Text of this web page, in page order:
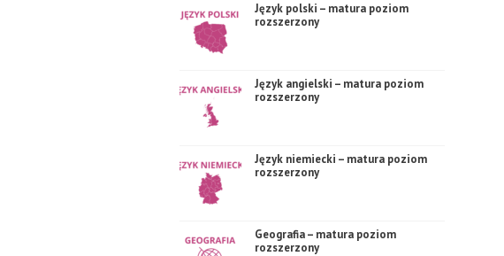
Język polski – matura poziom
rozszerzony
Język angielski – matura poziom
rozszerzony
Język niemiecki – matura poziom
rozszerzony
Geografia – matura poziom
rozszerzony